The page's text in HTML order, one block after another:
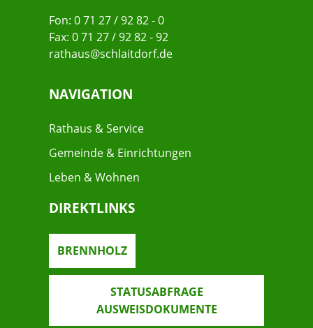
Fon: 0 71 27 / 92 82 - 0
Fax: 0 71 27 / 92 82 - 92
rathaus@schlaitdorf.de
NAVIGATION
Rathaus & Service
Gemeinde & Einrichtungen
Leben & Wohnen
DIREKTLINKS
BRENNHOLZ
STATUSABFRAGE
AUSWEISDOKUMENTE